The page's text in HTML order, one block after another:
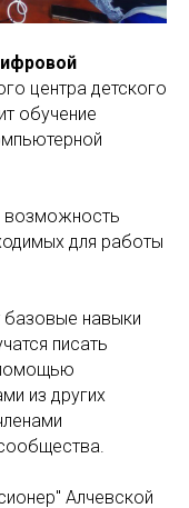
центра детского
обучение
возможность
для работы
базовые навыки
писать
из других
Алчевской